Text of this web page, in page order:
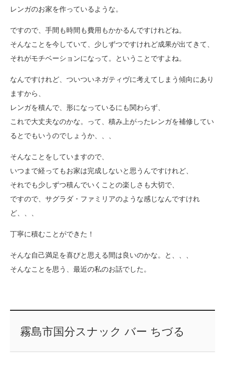
レンガのお家を作っているような。
ですので、手間も時間も費用もかかるんですけれどね。
そんなことを今していて、少しずつですけれど成果が出てきて、
それがモチベーションになって。ということですよね。
なんですけれど、ついついネガティヴに考えてしまう傾向にあり
ますから、
レンガを積んで、形になっているにも関わらず、
これで大丈夫なのかな。って、積み上がったレンガを補修してい
るとでもいうのでしょうか、、、
そんなことをしていますので、
いつまで経ってもお家は完成しないと思うんですけれど、
それでも少しずつ積んでいくことの楽しさも大切で、
ですので、サグラダ・ファミリアのような感じなんですけれ
ど、、、
丁寧に積むことができた！
そんな自己満足を喜びと思える間は良いのかな。と、、、
そんなことを思う、最近の私のお話でした。
霧島市国分スナック バー ちづる